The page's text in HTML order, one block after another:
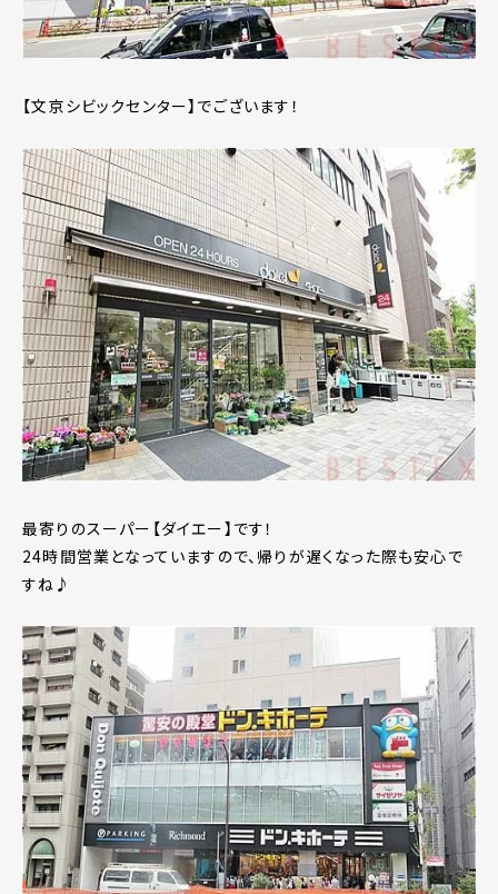
【文京シビックセンター】でございます！
最寄りのスーパー【ダイエー】です！
24時間営業となっていますので、帰りが遅くなった際も安心で
すね♪